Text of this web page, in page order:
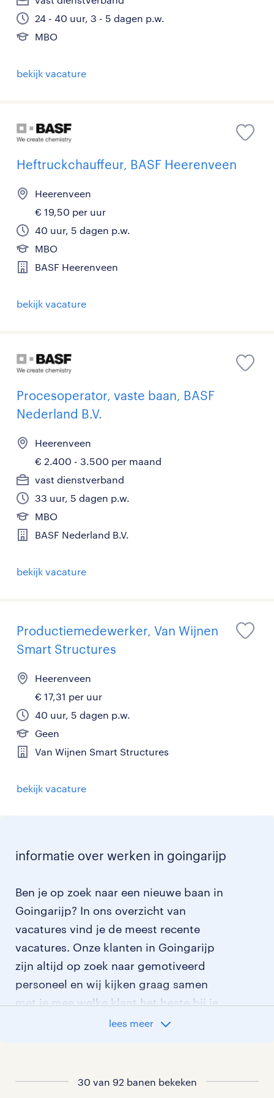
24 - 40 uur, 3 - 5 dagen p.w.
MBO
bekijk vacature
Heftruckchauffeur, BASF Heerenveen
Heerenveen
€ 19,50 per uur
40 uur, 5 dagen p.w.
MBO
BASF Heerenveen
bekijk vacature
Procesoperator, vaste baan, BASF
Nederland B.V.
Heerenveen
€ 2.400 - 3.500 per maand
vast dienstverband
33 uur, 5 dagen p.w.
MBO
BASF Nederland B.V.
bekijk vacature
Productiemedewerker, Van Wijnen
Smart Structures
Heerenveen
€ 17,31 per uur
40 uur, 5 dagen p.w.
Geen
Van Wijnen Smart Structures
bekijk vacature
informatie over werken in goingarijp
Ben je op zoek naar een nieuwe baan in
Goingarijp? In ons overzicht van
vacatures vind je de meest recente
vacatures. Onze klanten in Goingarijp
zijn altijd op zoek naar gemotiveerd
personeel en wij kijken graag samen
met je mee welke klant het beste bij je
vacatures in Haskerhorne
lees meer
30 van 92 banen bekeken